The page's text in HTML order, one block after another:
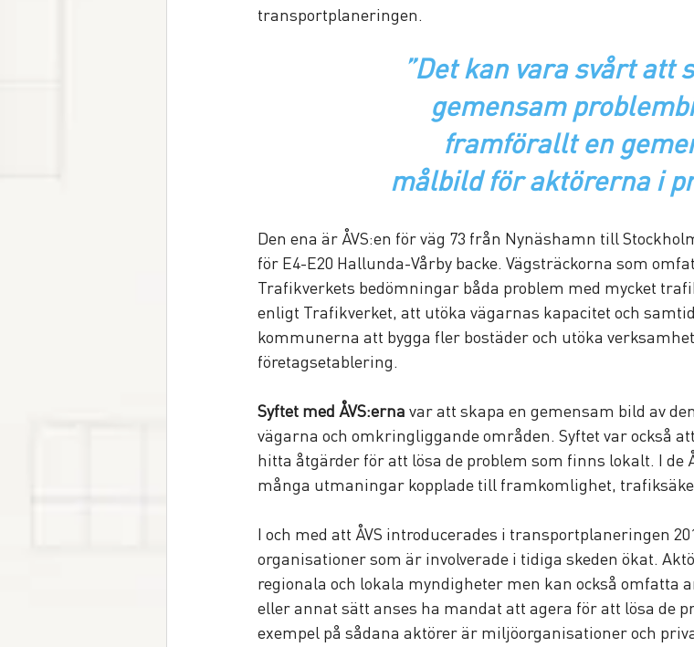
transportplaneringen.
”Det kan vara svårt att
gemensam
framförallt en
målbild för aktörerna i
Den ena är ÅVS:en för väg 73 från Nynäshamn till
för E4-E20 Hallunda-Vårby backe. Vägsträckorna som
Trafikverkets bedömningar båda problem med mycket
enligt Trafikverket, att utöka vägarnas kapacitet och
kommunerna att bygga fler bostäder och utöka
företagsetablering.
Syftet med ÅVS:erna var att skapa en gemensam bild av
vägarna och omkringliggande områden. Syftet var också
hitta åtgärder för att lösa de problem som finns lokalt. I de
många utmaningar kopplade till framkomlighet,
I och med att ÅVS introducerades i transportplaneringen
organisationer som är involverade i tidiga skeden ökat.
regionala och lokala myndigheter men kan också omfatta
eller annat sätt anses ha mandat att agera för att lösa de
exempel på sådana aktörer är miljöorganisationer och